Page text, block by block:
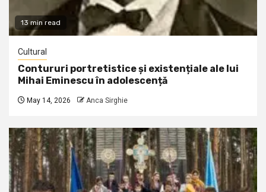
13 min read
Cultural
Contururi portretistice și existențiale ale lui
Mihai Eminescu în adolescență
May 14, 2026 Anca Sirghie